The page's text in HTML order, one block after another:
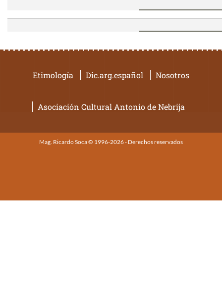
Etimología Dic.arg.español Nosotros
Asociación Cultural Antonio de Nebrija
Mag. Ricardo Soca © 1996-2026 - Derechos reservados